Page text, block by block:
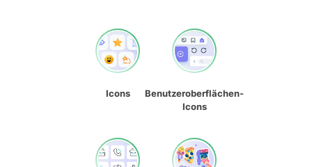
Icons
Benutzeroberflächen-
Icons